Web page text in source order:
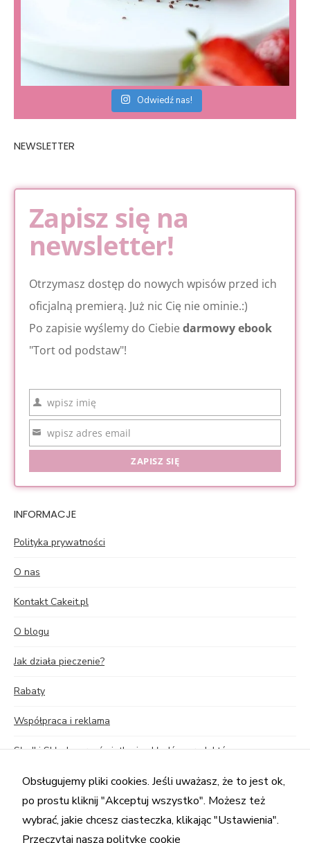
Odwiedź nas!
NEWSLETTER
Zapisz się na
newsletter!
Otrzymasz dostęp do nowych wpisów przed ich
oficjalną premierą. Już nic Cię nie ominie.:)
Po zapisie wyślemy do Ciebiedarmowy ebook
"Tort od podstaw"!
Imię
wpisz imię
Email
wpisz adres email
ZAPISZ SIĘ
INFORMACJE
Polityka prywatności
O nas
Kontakt Cakeit.pl
O blogu
Jak działa pieczenie?
Rabaty
Współpraca i reklama
Słodki Skład – prześwietlenie składów produktów
Sekrety czekolady – seria edukacyjna o czekoladzie
Przelicznik foremek i składników
Obsługujemy pliki cookies. Jeśli uważasz, że to jest ok,
po prostu kliknij "Akceptuj wszystko". Możesz też
wybrać, jakie chcesz ciasteczka, klikając "Ustawienia".
Przeczytaj naszą politykę cookie